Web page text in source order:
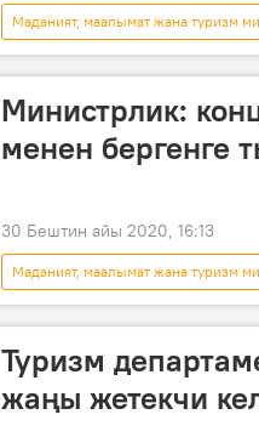
Маданият, маалымат жана туризм
Коом
маараке
Министрлик:
менен бергенге
30 Бештин айы 2020, 16:13
Маданият, маалымат жана туризм
Коом
концерт
Туризм
жаңы жетекчи